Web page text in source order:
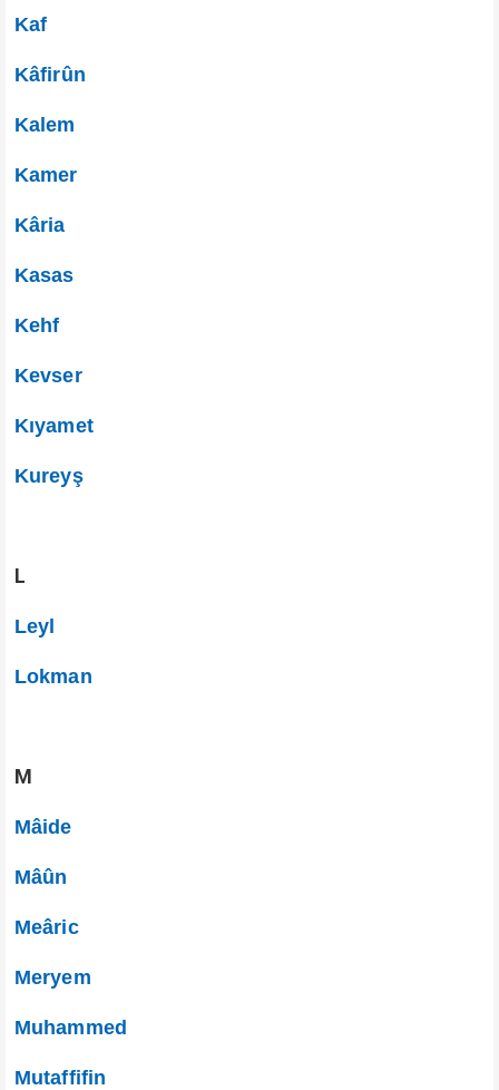
Kaf
Kâfirûn
Kalem
Kamer
Kâria
Kasas
Kehf
Kevser
Kıyamet
Kureyş
L
Leyl
Lokman
M
Mâide
Mâûn
Meâric
Meryem
Muhammed
Mutaffifin